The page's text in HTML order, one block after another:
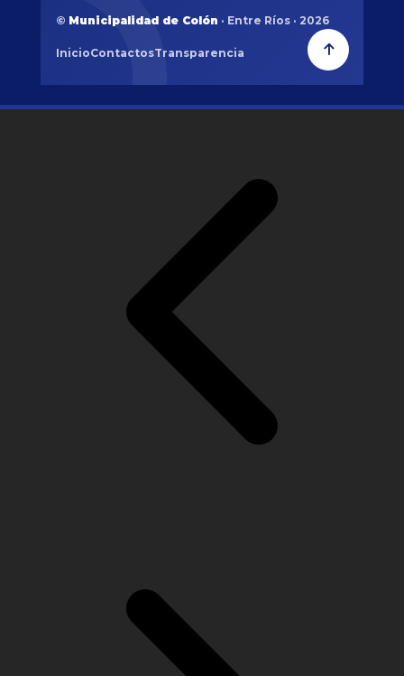
© Municipalidad de Colón · Entre Ríos · 2026
InicioContactosTransparencia